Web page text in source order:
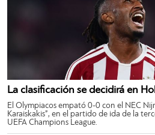
La clasificación se decidirá en
El Olympiacos empató 0-0 con el NEC
Karaiskakis”, en el partido de ida de la
UEFA Champions League.